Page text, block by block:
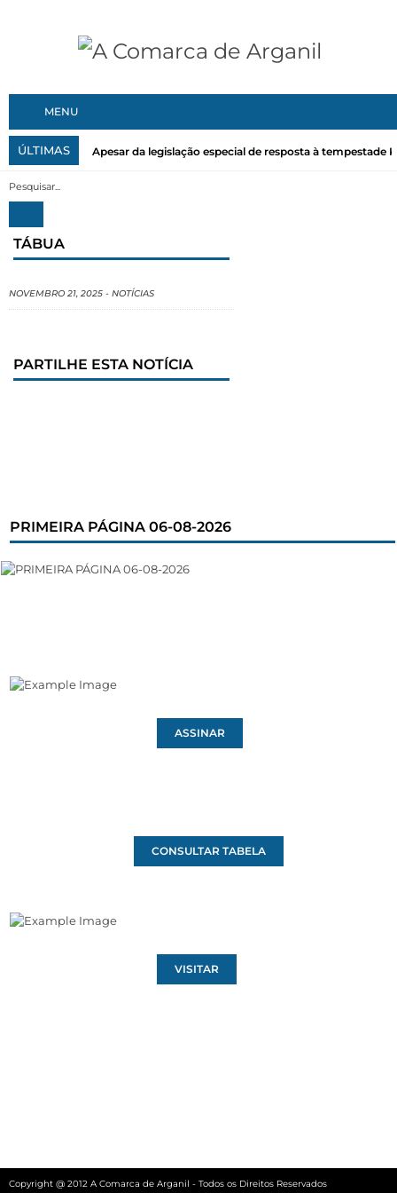
MENU
ÚLTIMAS Apesar da legislação especial de resposta à tempestade
TÁBUA
NOVEMBRO 21, 2025 - NOTÍCIAS
PARTILHE ESTA NOTÍCIA
PRIMEIRA PÁGINA 06-08-2026
ASSINAR
CONSULTAR TABELA
VISITAR
Copyright @ 2012 A Comarca de Arganil - Todos os Direitos Reservados